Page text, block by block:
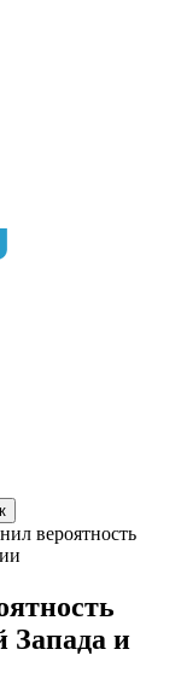
вероятность
Запада и